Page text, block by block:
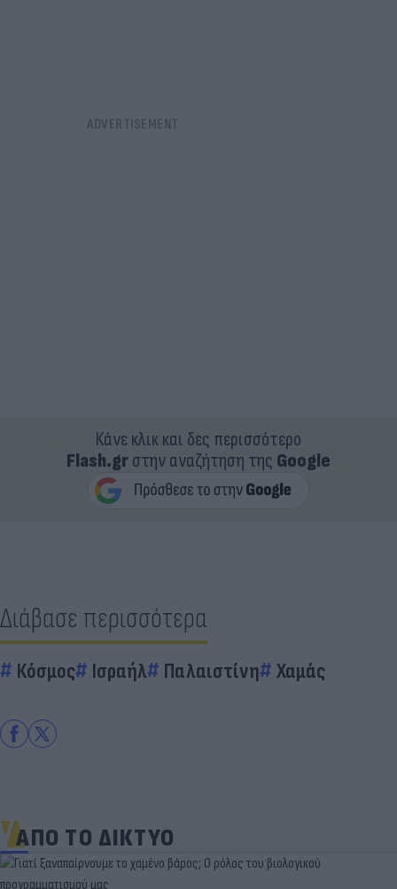
Κάνε κλικ και δες περισσότερο
Flash.grστην αναζήτηση της Google
Διάβασε περισσότερα
Κόσμος Ισραήλ Παλαιστίνη Χαμάς
ΑΠΟ ΤΟ ΔΙΚΤΥΟ